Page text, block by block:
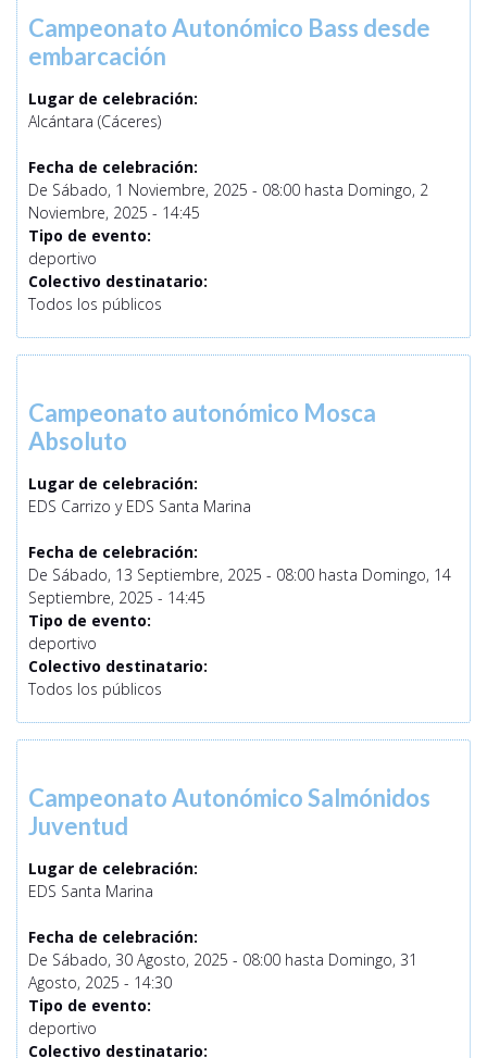
Campeonato Autonómico Bass desde
embarcación
Lugar de celebración:
Alcántara (Cáceres)
Fecha de celebración:
De Sábado, 1 Noviembre, 2025 - 08:00 hasta Domingo, 2
Noviembre, 2025 - 14:45
Tipo de evento:
deportivo
Colectivo destinatario:
Todos los públicos
Campeonato autonómico Mosca
Absoluto
Lugar de celebración:
EDS Carrizo y EDS Santa Marina
Fecha de celebración:
De Sábado, 13 Septiembre, 2025 - 08:00 hasta Domingo, 14
Septiembre, 2025 - 14:45
Tipo de evento:
deportivo
Colectivo destinatario:
Todos los públicos
Campeonato Autonómico Salmónidos
Juventud
Lugar de celebración:
EDS Santa Marina
Fecha de celebración:
De Sábado, 30 Agosto, 2025 - 08:00 hasta Domingo, 31
Agosto, 2025 - 14:30
Tipo de evento:
deportivo
Colectivo destinatario: